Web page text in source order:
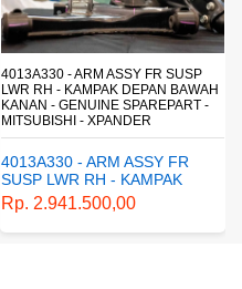
4013A330 - ARM ASSY FR SUSP
LWR RH - KAMPAK DEPAN BAWAH
KANAN - GENUINE SPAREPART -
MITSUBISHI - XPANDER
4013A330 - ARM ASSY FR
SUSP LWR RH - KAMPAK
DEPAN BAWAH KANAN -
GENUINE SPAREPART -
MITSUBISHI - XPANDER
Rp. 2.941.500,00